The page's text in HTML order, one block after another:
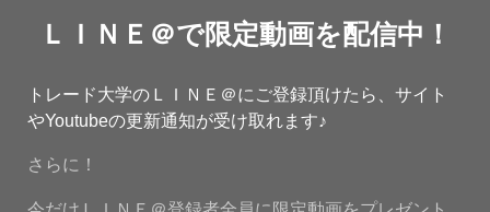
ＬＩＮＥ＠で限定動画を配信中！
トレード大学のＬＩＮＥ＠にご登録頂けたら、サイト
やYoutubeの更新通知が受け取れます♪
さらに！